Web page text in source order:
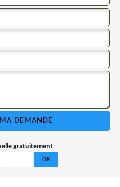
gratuitement